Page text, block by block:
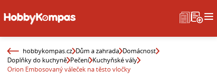
hobbykompas.cz Dům a zahrada Domácnost
Doplňky do kuchyně Pečení Kuchyňské vály
Orion Embosovaný váleček na těsto vločky